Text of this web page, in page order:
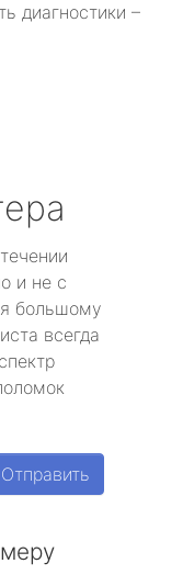
диагностики –
и не с
большому
всегда
Отправить